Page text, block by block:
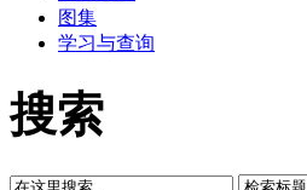
图集
学习与查询
搜索